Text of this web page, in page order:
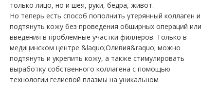
только лицо, но и шея, руки, бедра, живот.
Но теперь есть способ пополнить утерянный коллаген и
подтянуть кожу без проведения обширных операций или
введения в проблемные участки филлеров. Только в
медицинском центре &laquo;Оливия&raquo; можно
подтянуть и укрепить кожу, а также стимулировать
выработку собственного коллагена с помощью
технологии гелиевой плазмы на уникальном